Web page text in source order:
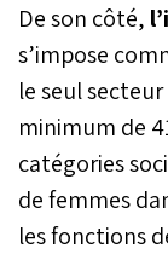
De son côté,
s’impose
le seul
minimum de
catégories
de femmes
les fonctions